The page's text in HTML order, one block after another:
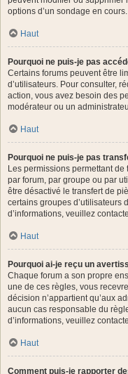
options d’un sondage en cours.
Haut
Pourquoi ne puis-je pas
Certains forums peuvent être
d’utilisateurs. Pour consulter,
action, vous avez besoin des
modérateur ou un
Haut
Pourquoi ne puis-je pas
Les permissions permettant
par forum, par groupe ou par
être désactivé le transfert de
certains groupes d’utilisateurs
d’informations, veuillez
Haut
Pourquoi ai-je reçu un
Chaque forum a son propre
une de ces règles, vous
décision n’appartient qu’aux
aucun cas responsable du
d’informations, veuillez
Haut
Comment puis-je rapporter